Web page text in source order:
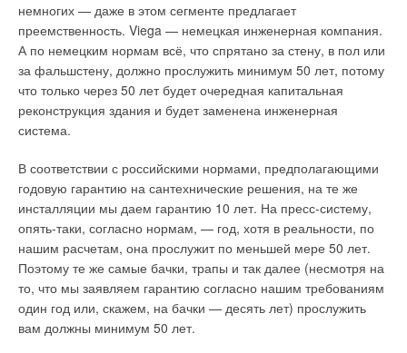
немногих — даже в этом сегменте предлагает
преемственность. Viega — немецкая инженерная компания.
А по немецким нормам всё, что спрятано за стену, в пол или
за фальшстену, должно прослужить минимум 50 лет, потому
что только через 50 лет будет очередная капитальная
реконструкция здания и будет заменена инженерная
система.
В соответствии с российскими нормами, предполагающими
годовую гарантию на сантехнические решения, на те же
инсталляции мы даем гарантию 10 лет. На пресс-систему,
опять-таки, согласно нормам, — год, хотя в реальности, по
нашим расчетам, она прослужит по меньшей мере 50 лет.
Поэтому те же самые бачки, трапы и так далее (несмотря на
то, что мы заявляем гарантию согласно нашим требованиям
один год или, скажем, на бачки — десять лет) прослужить
вам должны минимум 50 лет.